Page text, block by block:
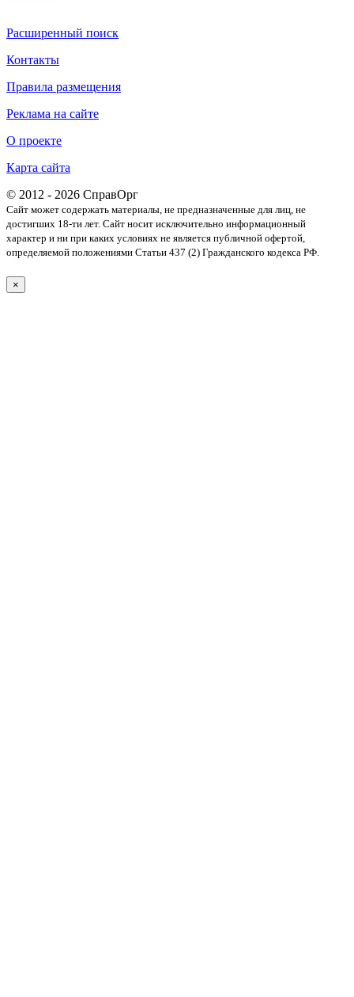
Расширенный поиск
Контакты
Правила размещения
Реклама на сайте
О проекте
Карта сайта
© 2012 - 2026 СправОрг
Сайт может содержать материалы, не предназначенные для лиц, не
достигших 18-ти лет. Cайт носит исключительно информационный
характер и ни при каких условиях не является публичной офертой,
определяемой положениями Статьи 437 (2) Гражданского кодекса РФ.
×